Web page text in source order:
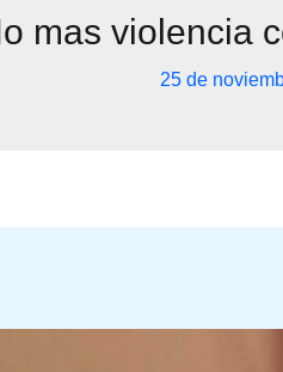
mas violencia
25 de